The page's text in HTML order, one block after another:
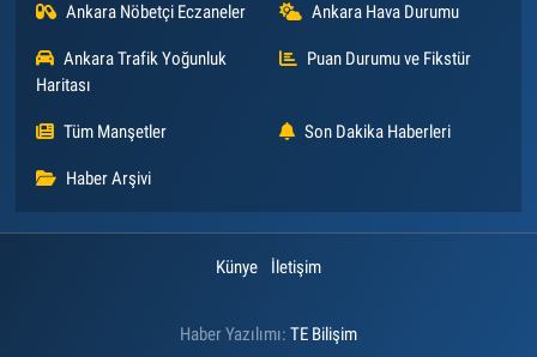
Ankara Nöbetçi Eczaneler Ankara Hava Durumu
Ankara Trafik Yoğunluk
Haritası
Puan Durumu ve Fikstür
Tüm Manşetler Son Dakika Haberleri
Haber Arşivi
Künye İletişim
Haber Yazılımı: TE Bilişim